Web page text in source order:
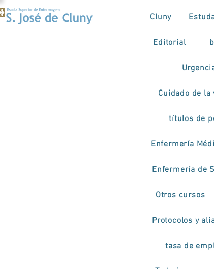
Cluny
Editorial
Cuidado de
títulos de
Enfermería
Enfermería de
Otros cursos
Protocolos y
tasa de